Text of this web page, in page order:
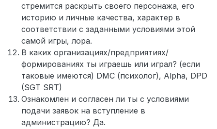
стремится раскрыть своего персонажа, его
историю и личные качества, характер в
соответствии с заданными условиями этой
самой игры, лора.
В каких организациях/предприятиях/
формированиях ты играешь или играл? (если
таковые имеются) DMC (психолог), Alpha, DPD
(SGT SRT)
Ознакомлен и согласен ли ты с условиями
подачи заявок на вступление в
администрацию? Да.